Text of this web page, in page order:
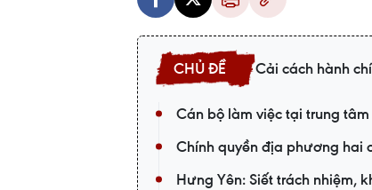
Cải cách hành
Cán bộ làm việc tại trung
Chính quyền địa phương hai
Hưng Yên: Siết trách nhiệm,